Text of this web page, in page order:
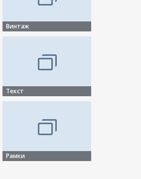
Винтаж
Текст
Рамки